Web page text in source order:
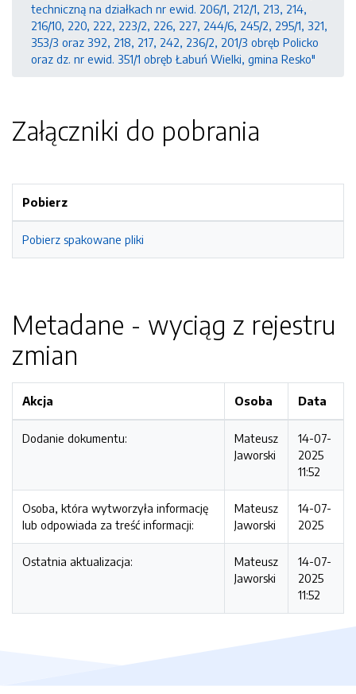
techniczną na działkach nr ewid. 206/1, 212/1, 213, 214,
216/10, 220, 222, 223/2, 226, 227, 244/6, 245/2, 295/1, 321,
353/3 oraz 392, 218, 217, 242, 236/2, 201/3 obręb Policko
oraz dz. nr ewid. 351/1 obręb Łabuń Wielki, gmina Resko"
Załączniki do pobrania
Pobierz
Pobierz spakowane pliki
Metadane - wyciąg z rejestru
zmian
Akcja Osoba Data
Dodanie dokumentu:
Mateusz
Jaworski
14-07-
2025
11:52
Osoba, która wytworzyła informację
lub odpowiada za treść informacji:
Mateusz
Jaworski
14-07-
2025
Ostatnia aktualizacja:
Mateusz
Jaworski
14-07-
2025
11:52